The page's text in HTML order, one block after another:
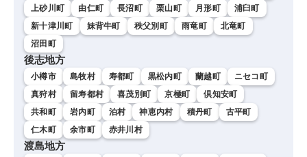
上砂川町
由仁町 長沼町 栗山町 月形町
浦臼町
新十津川町
妹背牛町 秩父別町 雨竜町
北竜町
沼田町
後志地方
小樽市 島牧村 寿都町 黒松内町 蘭越町
ニセコ町
真狩村
留寿都村 喜茂別町 京極町
倶知安町
共和町
岩内町 泊村 神恵内村 積丹町
古平町
仁木町
余市町 赤井川村
渡島地方